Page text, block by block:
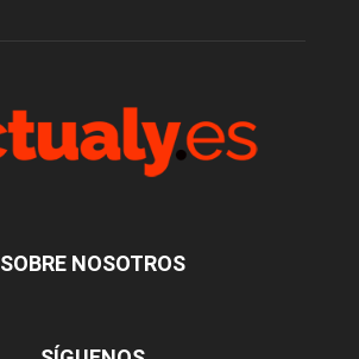
SOBRE NOSOTROS